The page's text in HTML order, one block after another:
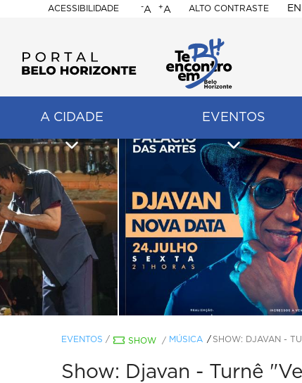
ACESSIBILIDADE
BELO
HORIZONTE
-A +A ALTO CONTRASTE EN
A CIDADE EVENTOS
EVENTOS / SHOW / MÚSICA SHOW: DJAVAN -
Show: Djavan - Turnê